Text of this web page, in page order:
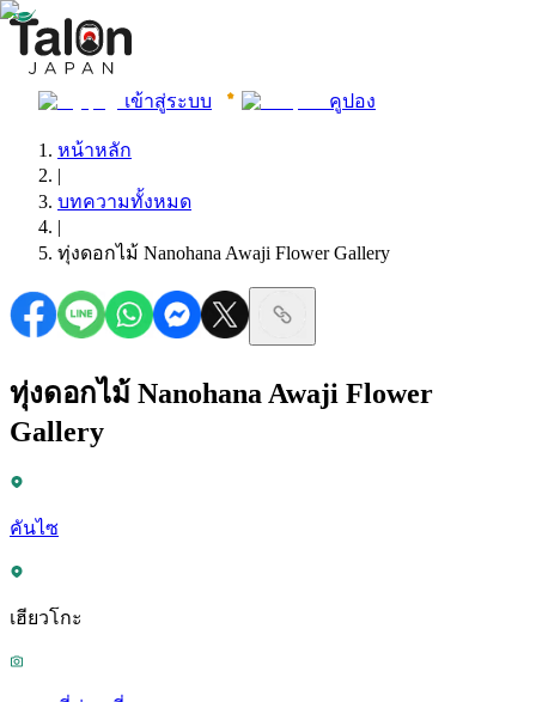
เข้าสู่ระบบ คูปอง
หน้าหลัก
|
บทความทั้งหมด
|
ทุ่งดอกไม้ Nanohana Awaji Flower Gallery
ทุ่งดอกไม้ Nanohana Awaji Flower
Gallery
คันไซ
เฮียวโกะ